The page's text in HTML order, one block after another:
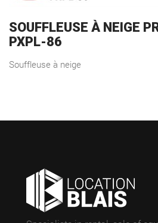
SOUFFLEUSE À NEIGE
PXPL-86
Souffleuse à neige